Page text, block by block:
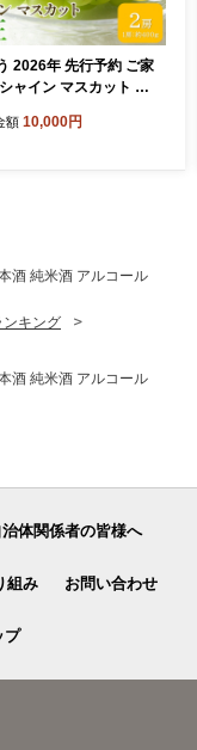
2026年 先行予約 ご家
ャイン マスカット 晴
産 国産 フルーツ 果物
額 10,000円
酒 純米酒 アルコール
ンキング
酒 純米酒 アルコール
治体関係者の皆様へ
組み お問い合わせ
プ